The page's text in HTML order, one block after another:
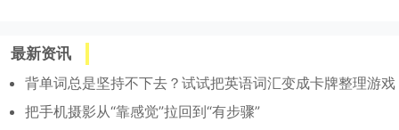
最新资讯
背单词总是坚持不下去？试试把英语词汇变成卡牌整理游戏
把手机摄影从“靠感觉”拉回到“有步骤”